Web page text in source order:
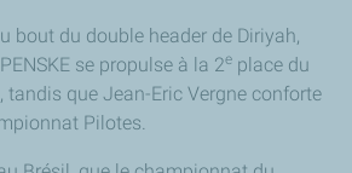
bout du double header de Diriyah,
se propulse à la 2e place du
tandis que Jean-Eric Vergne conforte
Pilotes.